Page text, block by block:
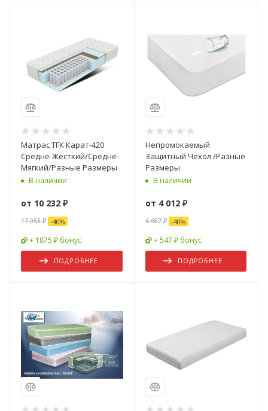
Матрас TFK Карат-420
Средне-Жесткий/Средне-
Мягкий/Разные Размеры
В наличии
от 10 232 ₽
17 053 ₽ -40%
+ 1875 ₽ бонус
ПОДРОБНЕЕ
Непромокаемый
Защитный Чехол /Разные
Размеры
В наличии
от 4 012 ₽
6 687 ₽ -40%
+ 547 ₽ бонус
ПОДРОБНЕЕ